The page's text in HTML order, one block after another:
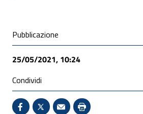
Condivisione social
Pubblicazione
25/05/2021, 10:24
Condividi